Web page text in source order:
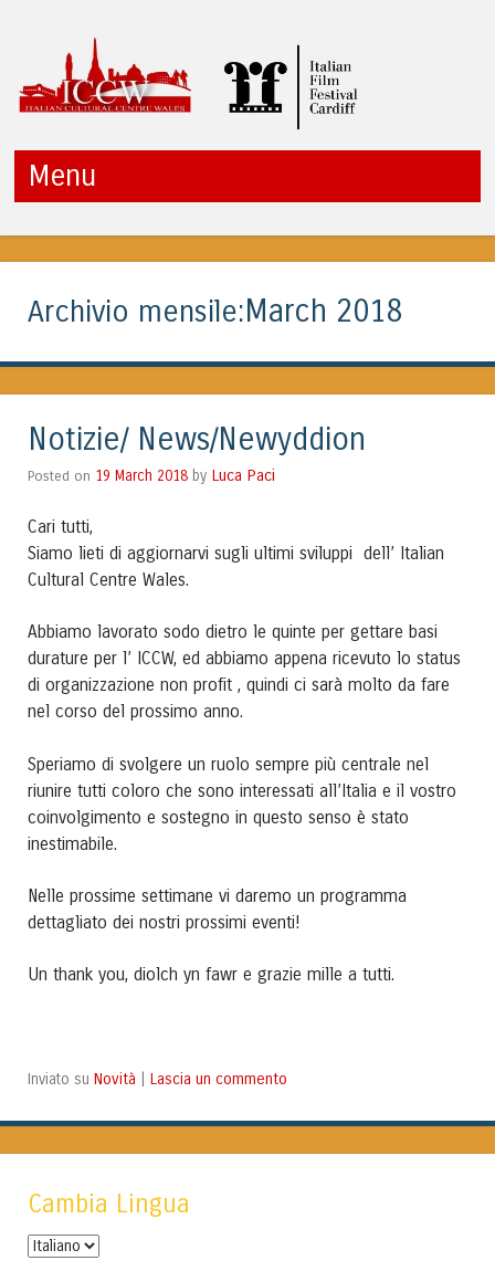
ITALIAN CULTURAL
CENTRE WALES
Menu
Archivio mensile:March 2018
Notizie/ News/Newyddion
Posted on 19 March 2018 by Luca Paci
Cari tutti,
Siamo lieti di aggiornarvi sugli ultimi sviluppi dell’ Italian
Cultural Centre Wales.
Abbiamo lavorato sodo dietro le quinte per gettare basi
durature per l’ ICCW, ed abbiamo appena ricevuto lo status
di organizzazione non profit , quindi ci sarà molto da fare
nel corso del prossimo anno.
Speriamo di svolgere un ruolo sempre più centrale nel
riunire tutti coloro che sono interessati all’Italia e il vostro
coinvolgimento e sostegno in questo senso è stato
inestimabile.
Nelle prossime settimane vi daremo un programma
dettagliato dei nostri prossimi eventi!
Un thank you, diolch yn fawr e grazie mille a tutti.
Inviato su Novità Lascia un commento
Cambia Lingua
Cambia